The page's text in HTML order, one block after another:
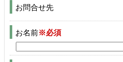
お問合せ先
お名前※必須